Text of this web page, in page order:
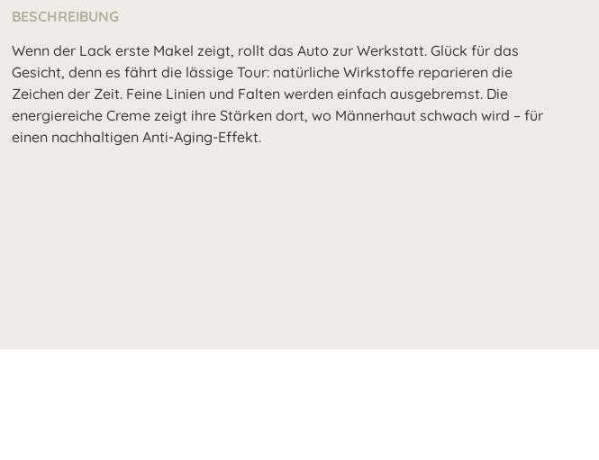
BESCHREIBUNG
Wenn der Lack erste Makel zeigt, rollt das Auto zur Werkstatt. Glück für das
Gesicht, denn es fährt die lässige Tour: natürliche Wirkstoffe reparieren die
Zeichen der Zeit. Feine Linien und Falten werden einfach ausgebremst. Die
energiereiche Creme zeigt ihre Stärken dort, wo Männerhaut schwach wird – für
einen nachhaltigen Anti-Aging-Effekt.